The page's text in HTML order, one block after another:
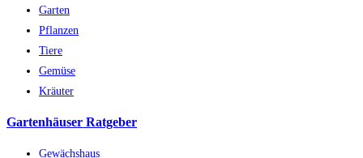
Garten
Pflanzen
Tiere
Gemüse
Kräuter
Gartenhäuser Ratgeber
Gewächshaus